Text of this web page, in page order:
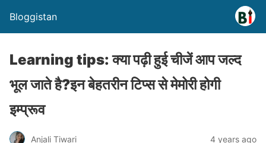
Bloggistan
Learning tips: क्या पढ़ी हुई चीजें आप जल्द
भूल जाते है?इन बेहतरीन टिप्स से मेमोरी होगी
इम्प्रूव
Anjali Tiwari 4 years ago